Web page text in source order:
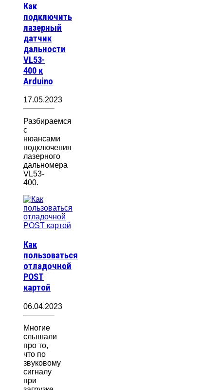
Как
подключить
лазерный
датчик
дальности
VL53-
400 к
Arduino
17.05.2023
Разбираемся
с
нюансами
подключения
лазерного
дальномера
VL53-
400.
Как
пользоваться
отладочной
POST
картой
06.04.2023
Многие
слышали
про то,
что по
звуковому
сигналу
при